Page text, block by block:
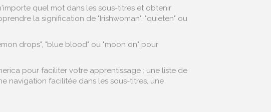
quel mot dans les sous-titres et obtenir
la signification de "Irishwoman", "quieten" ou
drops", "blue blood" ou "moon on" pour
pour faciliter votre apprentissage : une liste de
navigation facilitée dans les sous-titres, une